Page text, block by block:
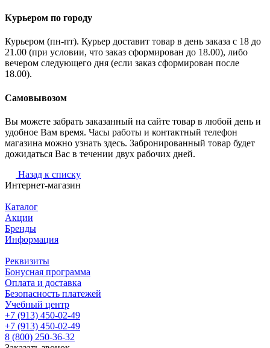
Курьером по городу
Курьером (пн-пт). Курьер доставит товар в день заказа с 18 до
21.00 (при условии, что заказ сформирован до 18.00), либо
вечером следующего дня (если заказ сформирован после
18.00).
Самовывозом
Вы можете забрать заказанный на сайте товар в любой день и
удобное Вам время. Часы работы и контактный телефон
магазина можно узнать здесь. Забронированный товар будет
дожидаться Вас в течении двух рабочих дней.
Назад к списку
Интернет-магазин
Каталог
Акции
Бренды
Информация
Реквизиты
Бонусная программа
Оплата и доставка
Безопасность платежей
Учебный центр
+7 (913) 450-02-49
+7 (913) 450-02-49
8 (800) 250-36-32